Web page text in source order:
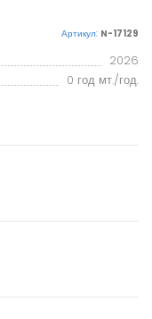
Артикул: N-17129
2026
0 год мт./год.